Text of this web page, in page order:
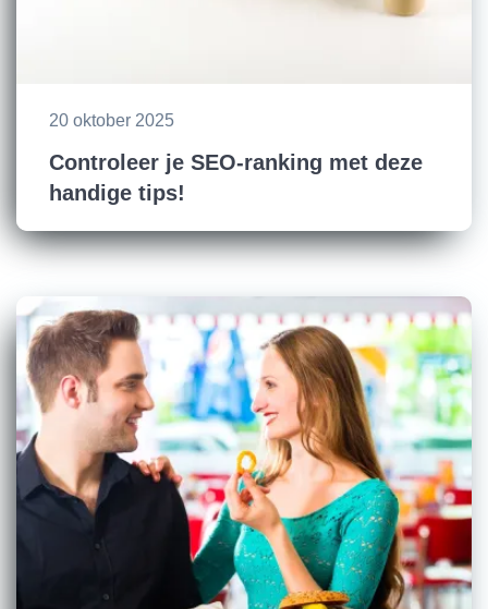
20 oktober 2025
Controleer je SEO-ranking met deze
handige tips!